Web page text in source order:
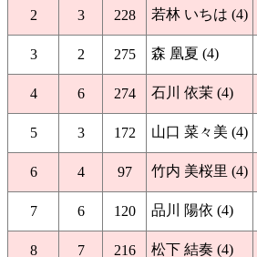
2 3 228 若林 いちは (4)
3 2 275 森 凰夏 (4)
4 6 274 石川 依茉 (4)
5 3 172 山口 菜々美 (4)
6 4 97 竹内 美桜里 (4)
7 6 120 品川 陽依 (4)
8 7 216 松下 結奏 (4)